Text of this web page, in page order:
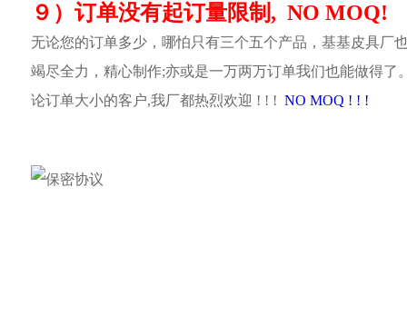
９）订单没有起订量限制, NO MOQ!
无论您的订单多少，哪怕只有三个五个产品，基基皮具厂
竭尽全力，精心制作;亦或是一万两万订单我们也能做得了
论订单大小的客户,我厂都热烈欢迎 ! ! ! NO MOQ ! ! !